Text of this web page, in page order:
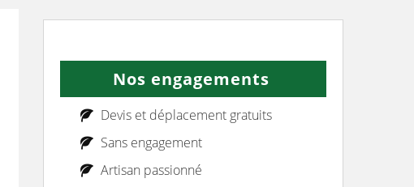
Nos engagements
Devis et déplacement gratuits
Sans engagement
Artisan passionné